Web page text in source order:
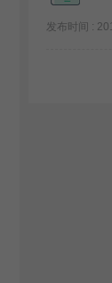
发布时间 :